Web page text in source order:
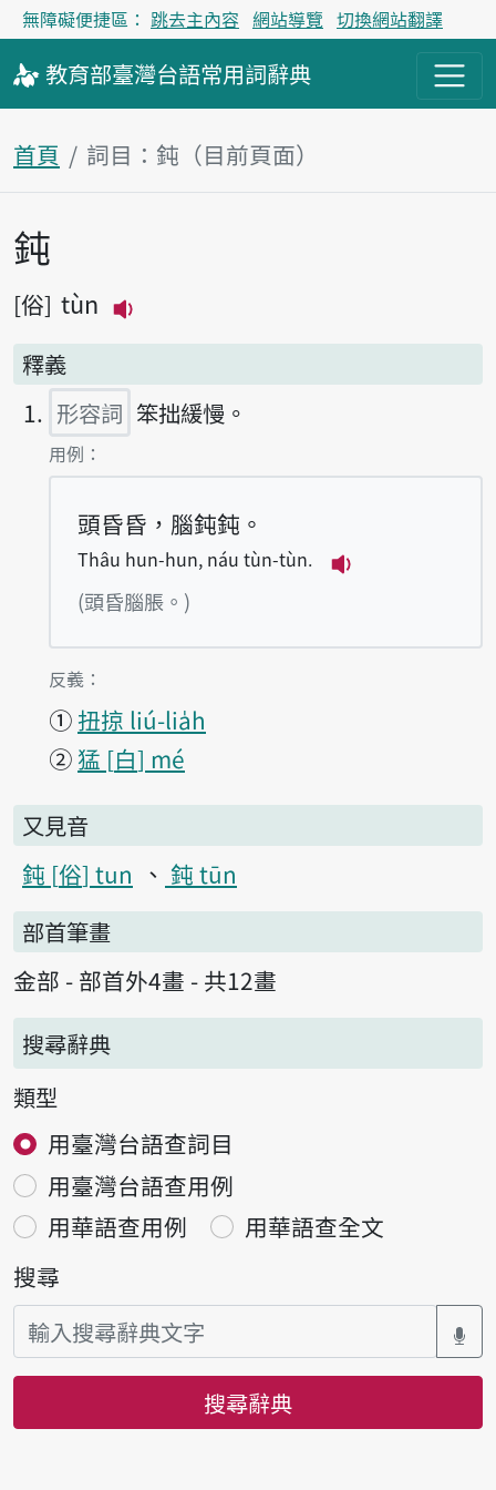
無障礙便捷區： 跳去主內容 網站導覽 切換網站翻譯
教育部臺灣台語常用詞辭典
首頁 詞目：鈍（目前頁面）
主內容區塊
鈍
俗 tùn
釋義
形容詞 笨拙緩慢。
第1項釋義的
用例：
頭昏昏，腦鈍鈍。
Thâu hun-hun, náu tùn-tùn.
(頭昏腦脹。)
第1項釋義的
反義：
①扭掠 liú-lia̍h
② 猛 白 mé
又見音
鈍 俗 tun
鈍 tūn
部首筆畫
金部 - 部首外4畫 - 共12畫
搜尋辭典
類型
用臺灣台語查詞目
用臺灣台語查用例
用華語查用例
用華語查全文
搜尋
搜尋辭典